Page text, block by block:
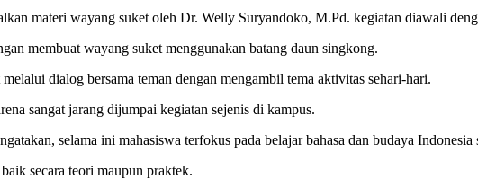
materi wayang suket oleh Dr. Welly Suryandoko, M.Pd. kegiatan diawali
membuat wayang suket menggunakan batang daun singkong.
dialog bersama teman dengan mengambil tema aktivitas sehari-hari.
sangat jarang dijumpai kegiatan sejenis di kampus.
selama ini mahasiswa terfokus pada belajar bahasa dan budaya Indonesia
secara teori maupun praktek.